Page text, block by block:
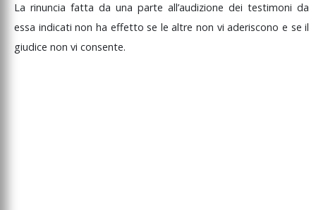
La rinuncia fatta da una parte all’audizione dei testimoni da
essa indicatinon ha effettose lealtre non viaderiscono e seil
giudice non vi consente.